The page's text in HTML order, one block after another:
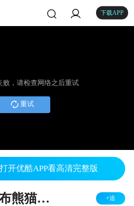
下载APP
败，请检查网络之后重试
重试
开优酷APP看高清完整版
巴布熊猫成语系列 第一部 +追